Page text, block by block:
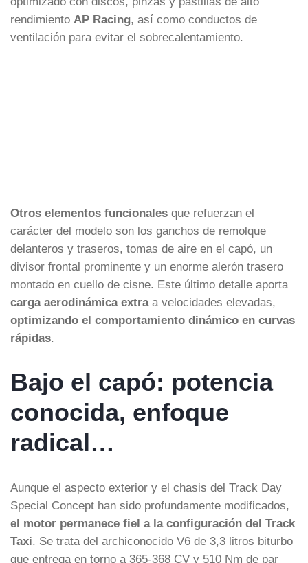
rendimiento AP Racing, así como conductos de
ventilación para evitar el sobrecalentamiento.
Otros elementos funcionales que refuerzan el
carácter del modelo son los ganchos de remolque
delanteros y traseros, tomas de aire en el capó, un
divisor frontal prominente y un enorme alerón trasero
montado en cuello de cisne. Este último detalle aporta
carga aerodinámica extraa velocidades elevadas,
optimizando el comportamiento dinámico en curvas
rápidas.
Bajo el capó: potencia
conocida, enfoque
radical…
Aunque el aspecto exterior y el chasis del Track Day
Special Concept han sido profundamente modificados,
el motor permanece fiel a la configuración del Track
Taxi. Se trata del archiconocido V6 de 3,3 litros biturbo
que entrega en torno a 365-368 CV y 510 Nm de par